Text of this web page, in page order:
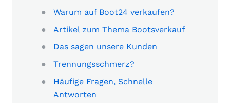
Warum auf Boot24 verkaufen?
Artikel zum Thema Bootsverkauf
Das sagen unsere Kunden
Trennungsschmerz?
Häufige Fragen, Schnelle
Antworten